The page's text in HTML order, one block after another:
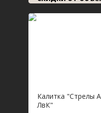
Калитка "Стрелы
ЛвК"